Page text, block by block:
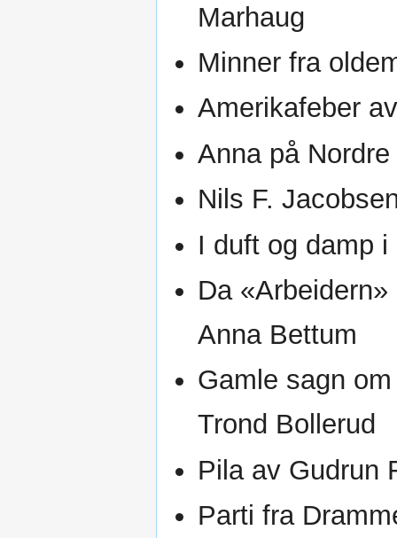
Marhaug
Minner fra
Amerikafeber
Anna på
Nils F.
I duft og damp
Da
Anna Bettum
Gamle sagn
Trond Bollerud
Pila av Gudrun
Parti fra